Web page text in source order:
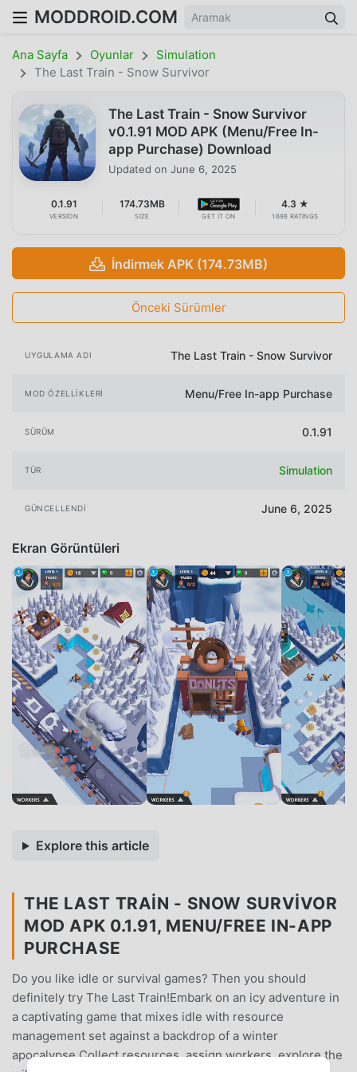
MODDROID.COM
Ana Sayfa Oyunlar
Simulation
The Last Train - Snow Survivor
The Last Train - Snow Survivor
v0.1.91 MOD APK (Menu/Free In-
app Purchase) Download
Updated on June 6, 2025
0.1.91
VERSION
174.73MB
SIZE GET IT ON
4.3 ★
1698 RATINGS
İndirmek APK (174.73MB)
Önceki Sürümler
UYGULAMA ADI The Last Train - Snow Survivor
MOD ÖZELLIKLERI Menu/Free In-app Purchase
SÜRÜM 0.1.91
TÜR Simulation
GÜNCELLENDI June 6, 2025
Ekran Görüntüleri
Explore this article
THE LAST TRAIN - SNOW SURVIVOR
MOD APK 0.1.91, MENU/FREE IN-APP
PURCHASE
Do you like idle or survival games? Then you should
definitely try The Last Train!Embark on an icy adventure in
a captivating game that mixes idle with resource
management set against a backdrop of a winter
apocalypse.Collect resources, assign workers, explore the